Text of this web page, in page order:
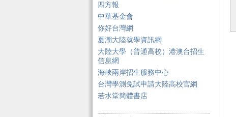
四方報
中華基金會
你好台灣網
夏潮大陸就學資訊網
大陸大學（普通高校）港澳台招生
信息網
海峽兩岸招生服務中心
台灣學測免試申請大陸高校官網
若水堂簡體書店